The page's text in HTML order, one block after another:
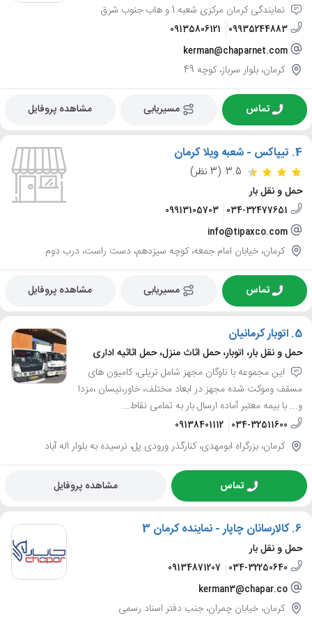
نمایندگی کرمان مرکزی شعبه 1 و هاب جنوب شرق
09935244883
09135806121
kerman@chaparnet.com
کرمان، بلوار سرباز، کوچه 49
تماس مسیریابی مشاهده پروفایل
4. تیپاکس - شعبه ویلا کرمان
3.5 (3 نظر)
حمل و نقل بار
034-32477651
09913105703
info@tipaxco.com
کرمان، خیابان امام جمعه، کوچه سیزدهم، دست راست، درب دوم
تماس مسیریابی مشاهده پروفایل
5. اتوبار کرمانیان
حمل و نقل بار، اتوبار، حمل اثاث منزل، حمل اثاثیه اداری
این مجموعه با ناوگان مجهز شامل تریلی، کامیون های
مسقف وموکت شده مجهز در ابعاد مختلف، خاور،نیسان ،مزدا
و... با بیمه معتبر آماده ارسال بار به تمامی نقاط...
034-32511600
09138401112
کرمان، بزرگراه ابومهدی، کنارگذر ورودی پل، نرسیده به بلوار اله آباد
تماس مشاهده پروفایل
6. کالارسانان چاپار - نماینده کرمان 3
حمل و نقل بار
034-32250640
09134871207
kerman3@chapar.co
کرمان، خیابان چمران، جنب دفتر اسناد رسمی